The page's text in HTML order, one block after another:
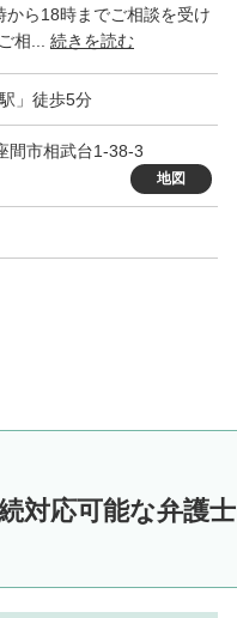
ら18時までご相談を受け
相... 続きを読む
」徒歩5分
間市相武台1-38-3
地図
対応可能な弁護士